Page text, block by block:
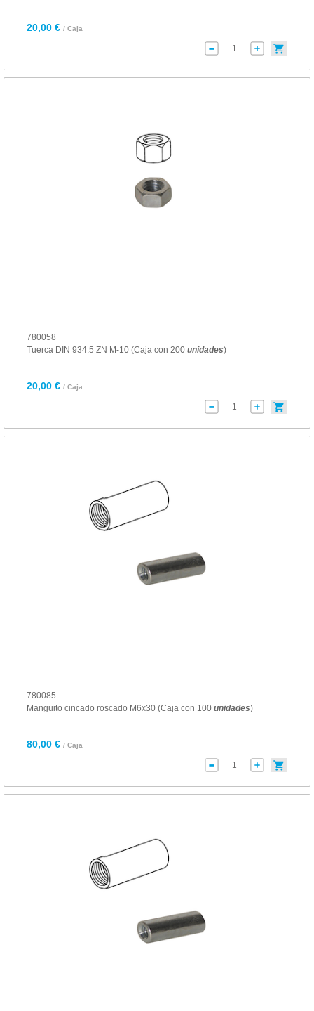
20,00 € / Caja
780058
Tuerca DIN 934.5 ZN M-10 (Caja con 200 unidades)
20,00 € / Caja
780085
Manguito cincado roscado M6x30 (Caja con 100 unidades)
80,00 € / Caja